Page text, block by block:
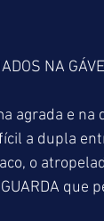
NA
agrada e na
a dupla
o
que